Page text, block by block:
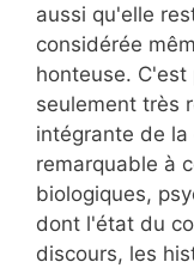
aussi qu'elle
considérée
honteuse.
seulement très
intégrante de la
remarquable à
biologiques,
dont l'état du
discours, les